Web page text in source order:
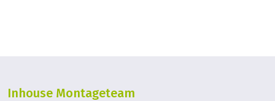
Inhouse Montageteam